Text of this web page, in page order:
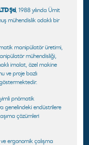
Şti, 1988 yılında Ümit
mühendislik odaklı bir
manipülatör üretimi,
mühendisliği,
imalat, özel makine
ve proje bazlı
pnömatik
genelindeki endüstrilere
çözümleri
ergonomik çalışma